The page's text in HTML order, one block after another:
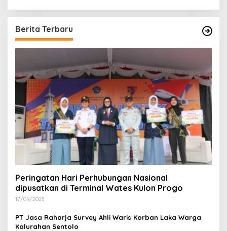
Berita Terbaru
Peringatan Hari Perhubungan Nasional
dipusatkan di Terminal Wates Kulon Progo
17/09/2023
PT Jasa Raharja Survey Ahli Waris Korban Laka Warga
Kalurahan Sentolo